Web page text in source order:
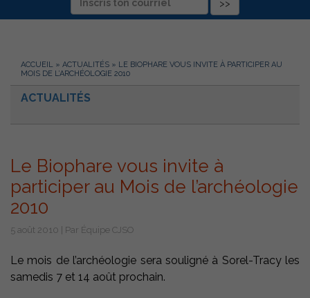
ACCUEIL » ACTUALITÉS » LE BIOPHARE VOUS INVITE À PARTICIPER AU
MOIS DE L’ARCHÉOLOGIE 2010
ACTUALITÉS
Le Biophare vous invite à
participer au Mois de l’archéologie
2010
5 août 2010 | Par Équipe CJSO
Le mois de l’archéologie sera souligné à Sorel-Tracy les
samedis 7 et 14 août prochain.